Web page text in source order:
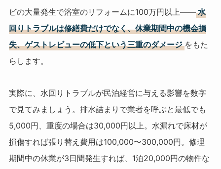
ビの大量発生で浴室のリフォームに100万円以上—— 水
回りトラブルは修繕費だけでなく、休業期間中の機会損
失、ゲストレビューの低下という三重のダメージ をもた
らします。
実際に、水回りトラブルが民泊経営に与える影響を数字
で見てみましょう。排水詰まりで業者を呼ぶと最低でも
5,000円、重度の場合は30,000円以上。水漏れで床材が
損傷すれば張り替え費用は100,000〜300,000円。修理
期間中の休業が3日間発生すれば、1泊20,000円の物件な